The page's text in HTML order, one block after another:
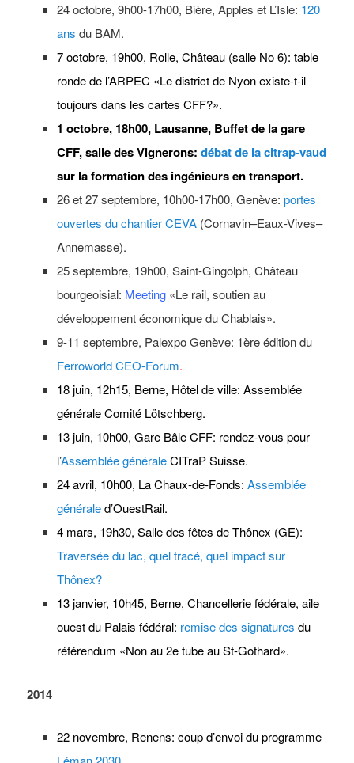
24 octobre, 9h00-17h00, Bière, Apples et L’Isle: 120
ans du BAM.
7 octobre, 19h00, Rolle, Château (salle No 6): table
rondede l’ARPEC «Le district de Nyon existe-t-il
toujours dans les cartes CFF?».
1 octobre, 18h00, Lausanne, Buffet de la gare
CFF, salle des Vignerons: débat de la citrap-vaud
sur la formation des ingénieurs en transport.
26 et 27 septembre, 10h00-17h00, Genève: portes
ouvertes du chantier CEVA(Cornavin–Eaux-Vives–
Annemasse).
25 septembre, 19h00, Saint-Gingolph, Château
bourgeoisial: Meeting «Le rail, soutien au
développement économique du Chablais».
9-11 septembre, Palexpo Genève: 1ère édition du
Ferroworld CEO-Forum.
18 juin, 12h15, Berne, Hôtel de ville: Assemblée
générale Comité Lötschberg.
13 juin, 10h00, Gare Bâle CFF: rendez-vous pour
l’Assemblée générale CITraP Suisse.
24 avril, 10h00, La Chaux-de-Fonds: Assemblée
générale d’OuestRail.
4 mars, 19h30, Salle des fêtes de Thônex (GE):
Traversée du lac, quel tracé, quel impact sur
Thônex?
13 janvier, 10h45, Berne, Chancellerie fédérale, aile
ouest du Palais fédéral: remise des signatures du
référendum «Non au 2e tube au St-Gothard».
2014
22 novembre, Renens: coup d’envoi du programme